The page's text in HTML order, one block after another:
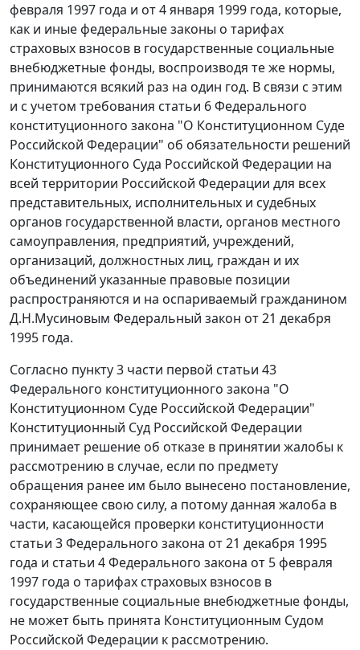
февраля 1997 года и от 4 января 1999 года, которые,
как и иные федеральные законы о тарифах
страховых взносов в государственные социальные
внебюджетные фонды, воспроизводя те же нормы,
принимаются всякий раз на один год. В связи с этим
и с учетом требования статьи 6Федерального
конституционного закона "О Конституционном Суде
Российской Федерации" об обязательности решений
Конституционного Суда Российской Федерации на
всей территории Российской Федерации для всех
представительных, исполнительных и судебных
органов государственной власти, органов местного
самоуправления, предприятий, учреждений,
организаций, должностных лиц, граждан и их
объединений указанные правовые позиции
распространяются и на оспариваемый гражданином
Д.Н.Мусиновым Федеральный закон от 21 декабря
1995 года.
Согласно пункту 3 части первой статьи 43
Федерального конституционного закона "О
Конституционном Суде Российской Федерации"
Конституционный Суд Российской Федерации
принимает решение об отказе в принятии жалобы к
рассмотрению в случае, если по предмету
обращения ранее им было вынесено постановление,
сохраняющее свою силу, а потому данная жалоба в
части, касающейся проверки конституционности
статьи 3Федерального закона от 21 декабря 1995
года и статьи 4Федерального закона от 5 февраля
1997 года о тарифах страховых взносов в
государственные социальные внебюджетные фонды,
не может быть принята Конституционным Судом
Российской Федерации к рассмотрению.